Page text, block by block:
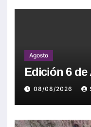
Agosto
Edición 6 de
08/08/2026